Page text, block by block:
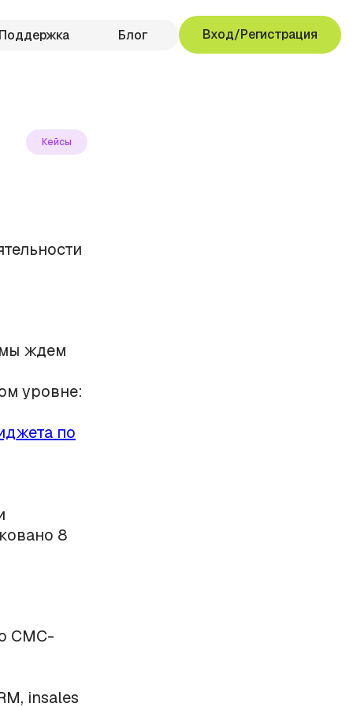
Поддержка Блог Вход/Регистрация
Кейсы
ждем
уровне:
по
8
СМС-
insales